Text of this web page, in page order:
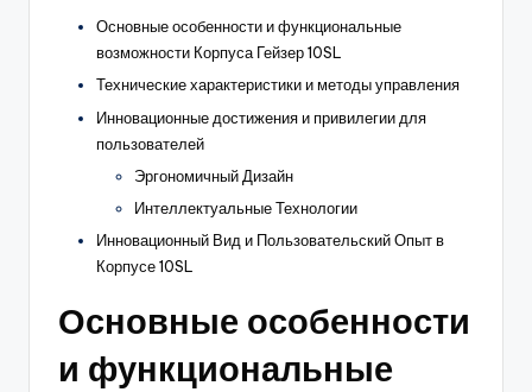
Основные особенности и функциональные
возможности Корпуса Гейзер 10SL
Технические характеристики и методы управления
Инновационные достижения и привилегии для
пользователей
Эргономичный Дизайн
Интеллектуальные Технологии
Инновационный Вид и Пользовательский Опыт в
Корпусе 10SL
Основные особенности
и функциональные